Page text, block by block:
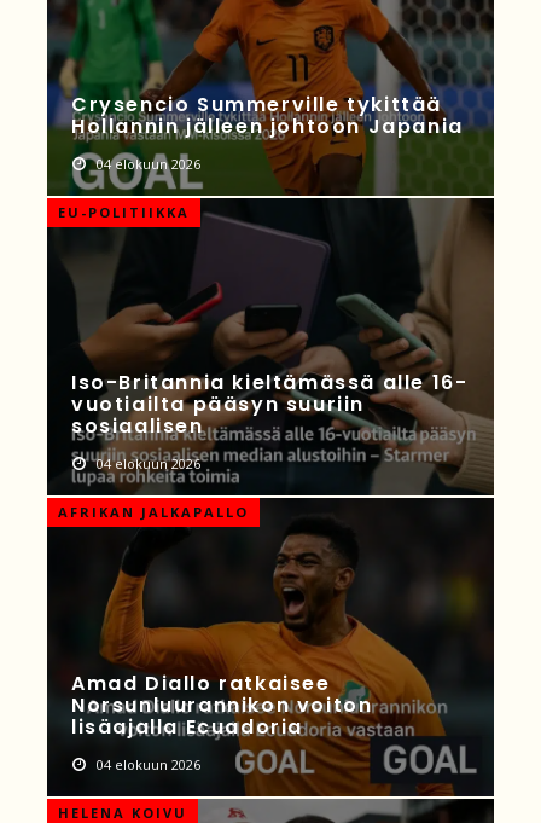
Crysencio Summerville tykittää
Hollannin jälleen johtoon Japania
04 elokuun 2026
EU-POLITIIKKA
Iso-Britannia kieltämässä alle 16-
vuotiailta pääsyn suuriin
sosiaalisen
04 elokuun 2026
AFRIKAN JALKAPALLO
Amad Diallo ratkaisee
Norsunluurannikon voiton
lisäajalla Ecuadoria
04 elokuun 2026
HELENA KOIVU